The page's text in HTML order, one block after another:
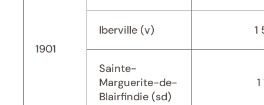
1901
Iberville (v) 1
Sainte-
Marguerite-de-
Blairfindie (sd)
1